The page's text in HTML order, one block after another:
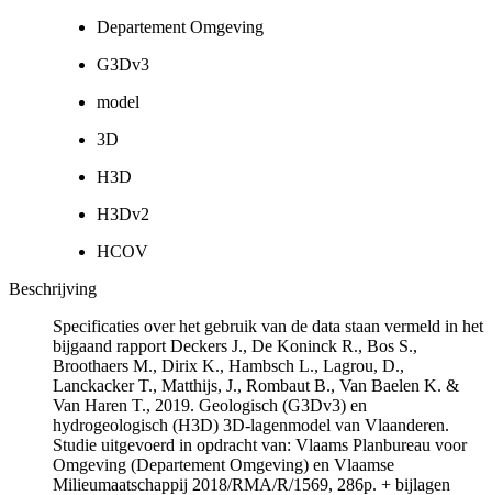
Departement Omgeving
G3Dv3
model
3D
H3D
H3Dv2
HCOV
Beschrijving
Specificaties over het gebruik van de data staan vermeld in het
bijgaand rapport Deckers J., De Koninck R., Bos S.,
Broothaers M., Dirix K., Hambsch L., Lagrou, D.,
Lanckacker T., Matthijs, J., Rombaut B., Van Baelen K. &
Van Haren T., 2019. Geologisch (G3Dv3) en
hydrogeologisch (H3D) 3D-lagenmodel van Vlaanderen.
Studie uitgevoerd in opdracht van: Vlaams Planbureau voor
Omgeving (Departement Omgeving) en Vlaamse
Milieumaatschappij 2018/RMA/R/1569, 286p. + bijlagen